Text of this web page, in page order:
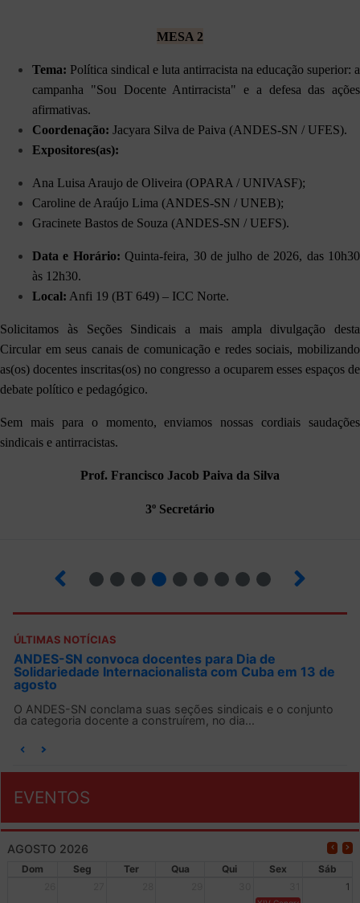
MESA 2
Tema: Política sindical e luta antirracista na educação superior: a
campanha "Sou Docente Antirracista" e a defesa das ações
afirmativas.
Coordenação: Jacyara Silva de Paiva (ANDES-SN / UFES).
Expositores(as):
Ana Luisa Araujo de Oliveira (OPARA / UNIVASF);
Caroline de Araújo Lima (ANDES-SN / UNEB);
Gracinete Bastos de Souza (ANDES-SN / UEFS).
Data e Horário: Quinta-feira, 30 de julho de 2026, das 10h30
às 12h30.
Local: Anfi 19 (BT 649) – ICC Norte.
Solicitamos às Seções Sindicais a mais ampla divulgação desta
Circular em seus canais de comunicação e redes sociais, mobilizando
as(os) docentes inscritas(os) no congresso a ocuparem esses espaços de
debate político e pedagógico.
Sem mais para o momento, enviamos nossas cordiais saudações
sindicais e antirracistas.
Prof. Francisco Jacob Paiva da Silva
3º Secretário
ÚLTIMAS NOTÍCIAS
ANDES-SN convoca docentes para Dia de
Solidariedade Internacionalista com Cuba em 13 de
agosto
O ANDES-SN conclama suas seções sindicais e o conjunto
da categoria docente a construírem, no dia...
EVENTOS
AGOSTO 2026
Dom Seg Ter Qua Qui Sex
Sáb
1